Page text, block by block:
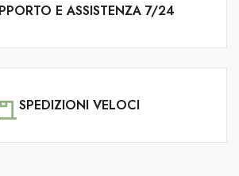
E ASSISTENZA 7/24
SPEDIZIONI VELOCI